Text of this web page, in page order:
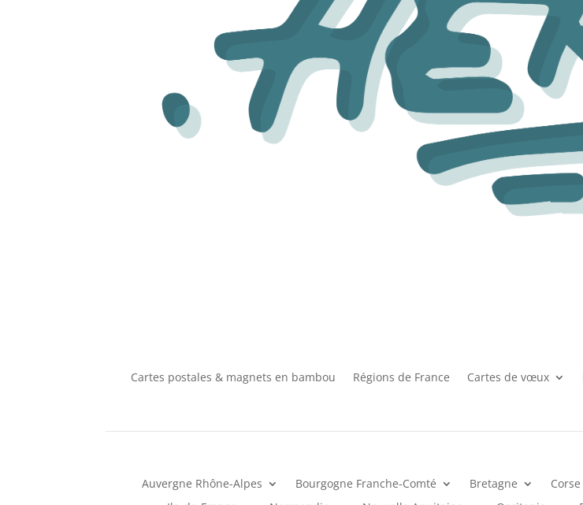
Cartes postales & magnets en bambou Régions de France Cartes de vœux
Auvergne Rhône-Alpes Bourgogne Franche-Comté Bretagne Corse